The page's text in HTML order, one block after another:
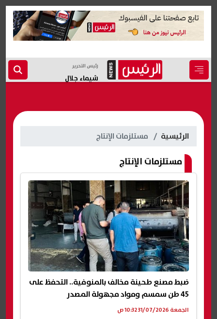
رئيس التحرير
شيماء جلال
الرئيسية مستلزمات الإنتاج
مستلزمات الإنتاج
ضبط مصنع طحينة مخالف بالمنوفية.. التحفظ على
45 طن سمسم ومواد مجهولة المصدر
الجمعة 31/07/2026 10:32 ص